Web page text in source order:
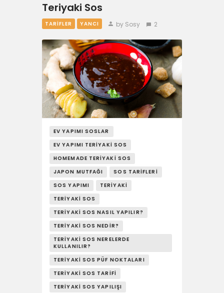
Teriyaki Sos
TARIFLER YANCI by Sosy 2
EV YAPIMI SOSLAR
EV YAPIMI TERIYAKI SOS
HOMEMADE TERIYAKI SOS
JAPON MUTFAĞI
SOS TARIFLERI
SOS YAPIMI
TERIYAKI
TERIYAKI SOS
TERIYAKI SOS NASIL YAPILIR?
TERIYAKI SOS NEDIR?
TERIYAKI SOS NERELERDE
KULLANILIR?
TERIYAKI SOS PÜF NOKTALARI
TERIYAKI SOS TARIFI
TERIYAKI SOS YAPILIŞI